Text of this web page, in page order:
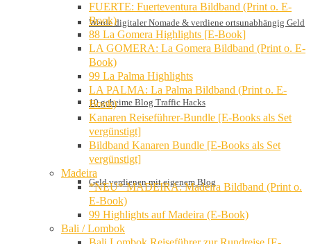
Werde digitaler Nomade & verdiene ortsunabhängig Geld
10 geheime Blog Traffic Hacks
Geld verdienen mit eigenem Blog
FUERTE: Fuerteventura Bildband (Print o. E-
Book)
88 La Gomera Highlights [E-Book]
LA GOMERA: La Gomera Bildband (Print o. E-
Book)
99 La Palma Highlights
LA PALMA: La Palma Bildband (Print o. E-
Book)
Kanaren Reiseführer-Bundle [E-Books als Set
vergünstigt]
Bildband Kanaren Bundle [E-Books als Set
vergünstigt]
Madeira
*NEU* MADEIRA: Madeira Bildband (Print o.
E-Book)
99 Highlights auf Madeira (E-Book)
Bali / Lombok